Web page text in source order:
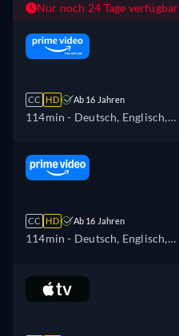
Nur noch 24 Tage verfügbar
CC HD Ab 16 Jahren
114min - Deutsch, Englisch,
Italienisch, Japanisch,
Portugiesisch
CC HD Ab 16 Jahren
114min - Deutsch, Englisch,
Italienisch, Japanisch,
Portugiesisch